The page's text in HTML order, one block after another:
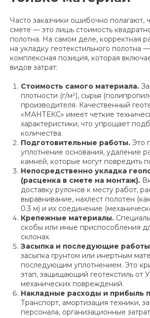
Часто заказчики ошибочно полагают,
смете — это лишь стоимость
полотна. На самом деле, корректная
на укладку геотекстильного полотна
комплексная позиция, которая
видов затрат:
Стоимость самого материала.
плотности (г/м²), сырья
производителя. Качественный
«МАНТЕКС» имеет четкие
характеристики, что упрощает
количества.
Подготовительные работы. Это
уплотнение основания, удаление
камней, которые могут повредить
Непосредственно укладка
(расценка в смете на монтаж).
доставку рулонов к месту работ,
выравнивание, нахлест полотен
0.3 м) и их соединение
Крепежные материалы.
скобы или иные приспособления
склонах.
Засыпка и последующие
засыпка грунтом или инертным
последующим уплотнением. Это
этап, защищающий геотекстиль от
механических повреждений.
Накладные расходы и прибыль
Транспорт, амортизация техники,
персонала, организационные